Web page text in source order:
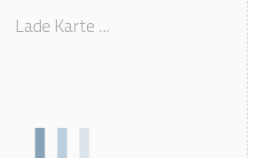
Lade Karte ...